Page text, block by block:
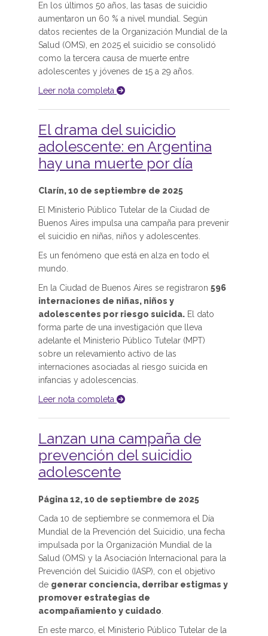
En los últimos 50 años, las tasas de suicidio
aumentaron un 60 % a nivel mundial. Según
datos recientes de la Organización Mundial de la
Salud (OMS), en 2025 el suicidio se consolidó
como la tercera causa de muerte entre
adolescentes y jóvenes de 15 a 29 años.
Leer nota completa
El drama del suicidio
adolescente: en Argentina
hay una muerte por día
Clarín, 10 de septiembre de 2025
El Ministerio Público Tutelar de la Ciudad de
Buenos Aires impulsa una campaña para prevenir
el suicidio en niñas, niños y adolescentes.
Es un fenómeno que está en alza en todo el
mundo.
En la Ciudad de Buenos Aires se registraron 596
internaciones de niñas, niños y
adolescentes por riesgo suicida. El dato
forma parte de una investigación que lleva
adelante el Ministerio Público Tutelar (MPT)
sobre un relevamiento activo de las
internaciones asociadas al riesgo suicida en
infancias y adolescencias.
Leer nota completa
Lanzan una campaña de
prevención del suicidio
adolescente
Página 12, 10 de septiembre de 2025
Cada 10 de septiembre se conmemora el Día
Mundial de la Prevención del Suicidio, una fecha
impulsada por la Organización Mundial de la
Salud (OMS) y la Asociación Internacional para la
Prevención del Suicidio (IASP), con el objetivo
de generar conciencia, derribar estigmas y
promover estrategias de
acompañamiento y cuidado
En este marco, el Ministerio Público Tutelar de la